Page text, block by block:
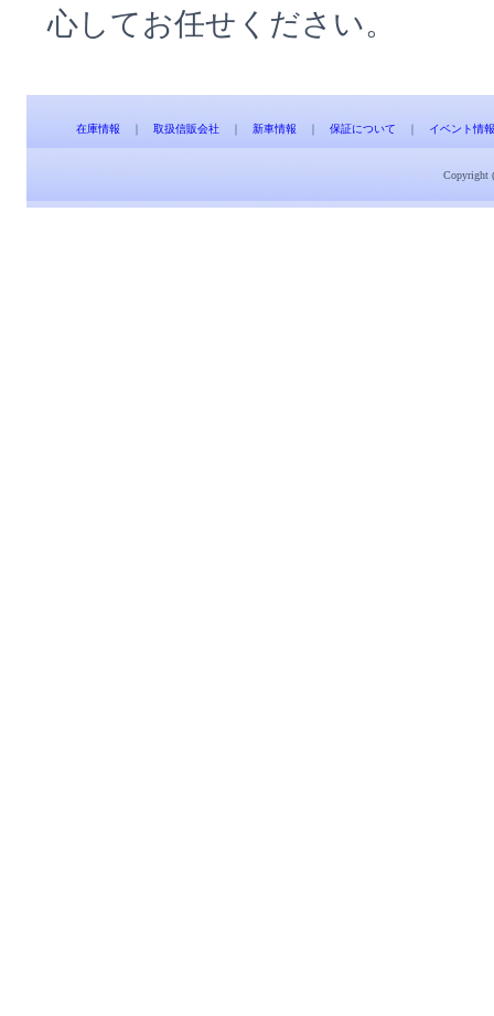
心してお任せください。
在庫情報 ｜ 取扱信販会社 ｜ 新車情報 ｜ 保証について ｜ イベント情報
Copyright